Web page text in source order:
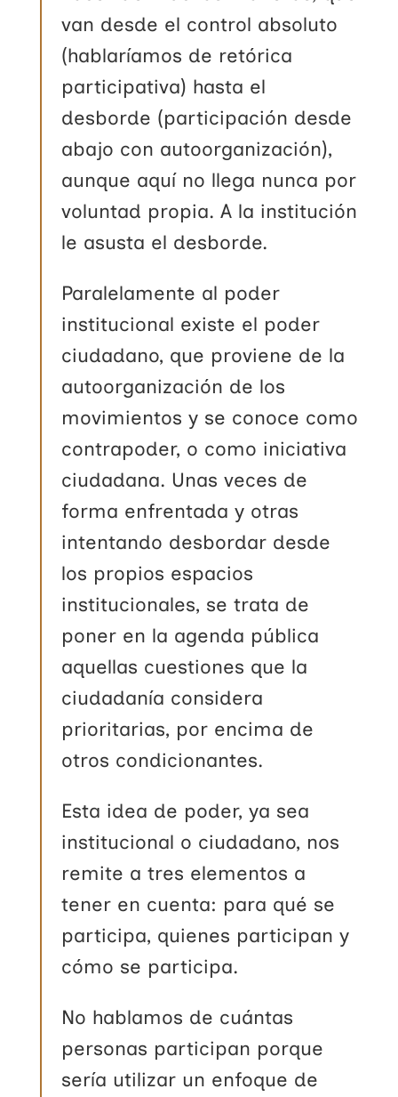
van desde el control absoluto
(hablaríamos de retórica
participativa) hasta el
desborde (participación desde
abajo con autoorganización),
aunque aquí no llega nunca por
voluntad propia. A la institución
le asusta el desborde.
Paralelamente al poder
institucional existe el poder
ciudadano, que proviene de la
autoorganización de los
movimientos y se conoce como
contrapoder, o como iniciativa
ciudadana. Unas veces de
forma enfrentada y otras
intentando desbordar desde
los propios espacios
institucionales, se trata de
poner en la agenda pública
aquellas cuestiones que la
ciudadanía considera
prioritarias, por encima de
otros condicionantes.
Esta idea de poder, ya sea
institucional o ciudadano, nos
remite a tres elementos a
tener en cuenta: para qué se
participa, quienes participan y
cómo se participa.
No hablamos de cuántas
personas participan porque
sería utilizar un enfoque de